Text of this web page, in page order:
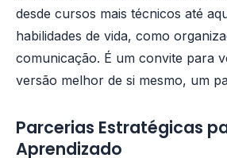
desde cursos mais técnicos até
habilidades de vida, como
comunicação. É um convite para
versão melhor de si mesmo, um
Parcerias Estratégicas
Aprendizado